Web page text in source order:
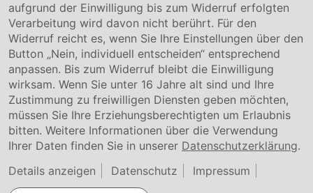
Rechtliches
Impressum
AGB
Datenschutz
Cookie Einstellung
aufgrund der Einwilligung bis zum Widerruf erfolgten
Verarbeitung wird davon nicht berührt. Für den
Widerruf reicht es, wenn Sie Ihre Einstellungen über den
Button „Nein, individuell entscheiden“ entsprechend
anpassen. Bis zum Widerruf bleibt die Einwilligung
wirksam. Wenn Sie unter 16 Jahre alt sind und Ihre
Zustimmung zu freiwilligen Diensten geben möchten,
müssen Sie Ihre Erziehungsberechtigten um Erlaubnis
bitten. Weitere Informationen über die Verwendung
Ihrer Daten finden Sie in unserer Datenschutzerklärung.
Details anzeigen
Datenschutz Impressum